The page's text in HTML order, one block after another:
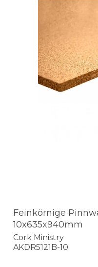
Feinkörnige
10x635x940mm
Cork Ministry
AKDR5121B-10